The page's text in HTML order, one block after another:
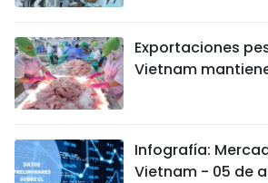
Exportaciones
Vietnam
Infografía:
Vietnam - 05 de